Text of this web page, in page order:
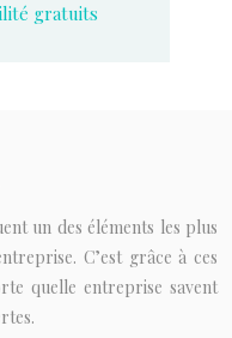
gratuits
un des éléments les plus
C’est grâce à ces
quelle entreprise savent